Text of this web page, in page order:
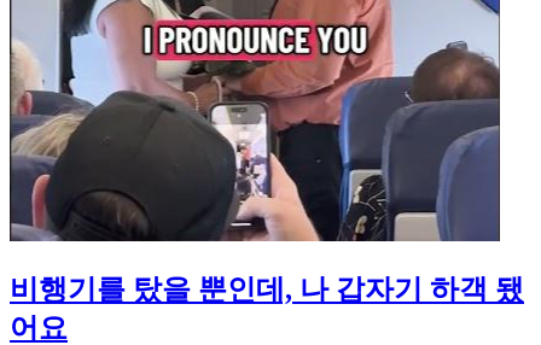
비행기를 탔을 뿐인데, 나 갑자기 하객 됐
어요